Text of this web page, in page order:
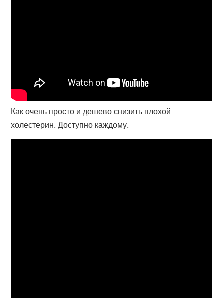
Как очень просто и дешево снизить плохой
холестерин. Доступно каждому.